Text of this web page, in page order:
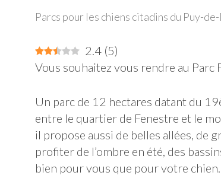
Parcs pour les chiens citadins du Puy-
2.4 (5)
Vous souhaitez vous rendre au Parc
Un parc de 12 hectares datant du
entre le quartier de Fenestre et le
il propose aussi de belles allées, de
profiter de l’ombre en été, des
bien pour vous que pour votre chien.